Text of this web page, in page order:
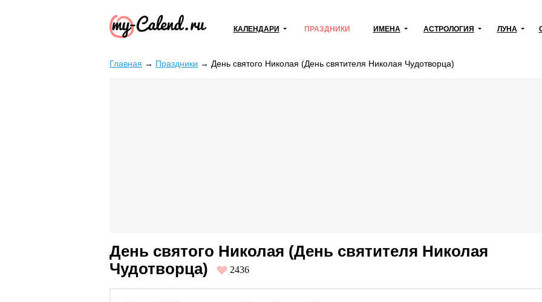
КАЛЕНДАРИ ПРАЗДНИКИ ИМЕНА АСТРОЛОГИЯ ЛУНА
Главная → Праздники → День святого Николая (День святителя Николая Чудотворца)
День святого Николая (День святителя Николая
Чудотворца)
2436